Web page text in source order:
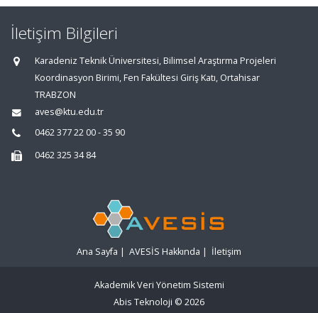
İletişim Bilgileri
Karadeniz Teknik Üniversitesi, Bilimsel Araştırma Projeleri
Koordinasyon Birimi, Fen Fakültesi Giriş Katı, Ortahisar
TRABZON
aves@ktu.edu.tr
0462 377 22 00 - 35 90
0462 325 34 84
Ana Sayfa | AVESİS Hakkında | İletişim
Akademik Veri Yönetim Sistemi
Abis Teknoloji © 2026